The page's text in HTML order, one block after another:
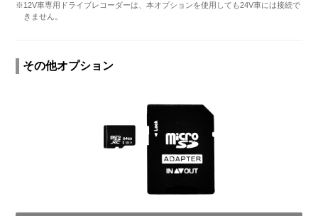
※12V車専用ドライブレコーダーは、本オプションを使用しても24V車には接続で
きません。
その他オプション